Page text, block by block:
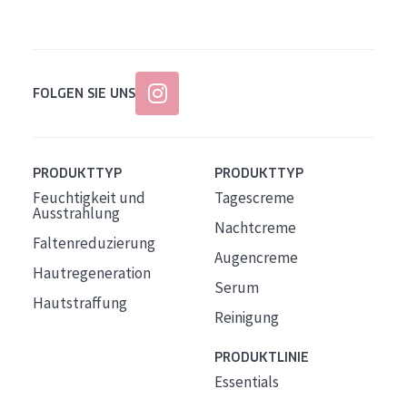
FOLGEN SIE UNS
PRODUKTTYP
Feuchtigkeit und
Ausstrahlung
Faltenreduzierung
Hautregeneration
Hautstraffung
PRODUKTTYP
Tagescreme
Nachtcreme
Augencreme
Serum
Reinigung
PRODUKTLINIE
Essentials